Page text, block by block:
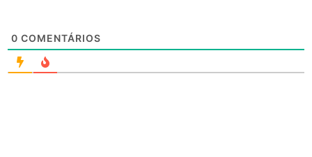
0 COMENTÁRIOS